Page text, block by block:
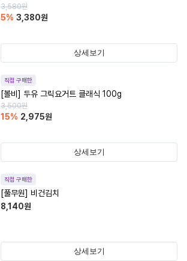
3,580원
5% 3,380원
상세보기
직접 구매한
[볼비] 두유 그릭요거트 클래식 100g
3,500원
15% 2,975원
상세보기
직접 구매한
[풀무원] 비건김치
8,140원
상세보기